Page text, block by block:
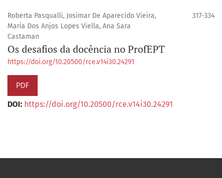
Roberta Pasqualli, Josimar De Aparecido Vieira,
Maria Dos Anjos Lopes Viella, Ana Sara
Castaman
317-334
Os desafios da docência no ProfEPT
https://doi.org/10.20500/rce.v14i30.24291
PDF
DOI: https://doi.org/10.20500/rce.v14i30.24291